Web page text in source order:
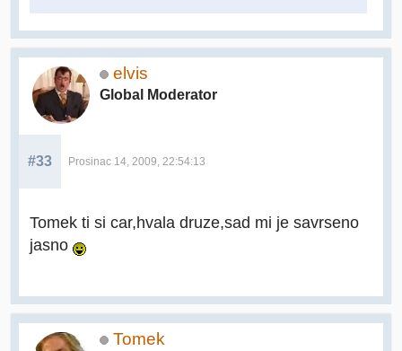
elvis
Global Moderator
#33 Prosinac 14, 2009, 22:54:13
Tomek ti si car,hvala druze,sad mi je savrseno
jasno
Tomek